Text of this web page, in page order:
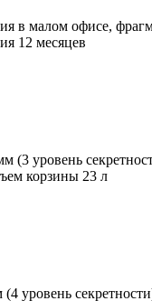
в малом офисе,
12 месяцев
уровень
корзины 23 л
уровень